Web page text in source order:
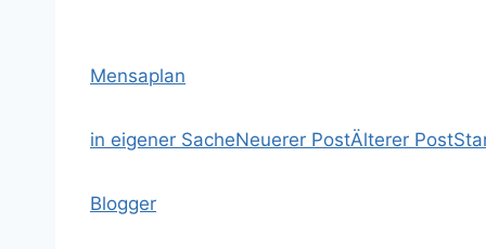
Mensaplan
in eigener SacheNeuerer PostÄlterer Post
Blogger